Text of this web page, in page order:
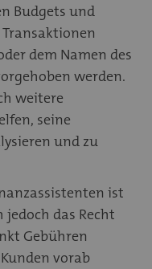
Budgets und
dem Namen des
werden.
weitere
seine
und zu
ist
jedoch das Recht
Gebühren
vorab